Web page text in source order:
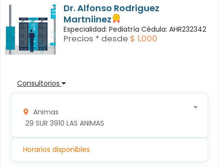
Dr. Alfonso Rodriguez
Martniinez
Especialidad: Pediatría Cédula: AHR232342
Precios * desde $ 1,000
Consultorios
Animas
29 SUR 3910 LAS ANIMAS
Horarios disponibles